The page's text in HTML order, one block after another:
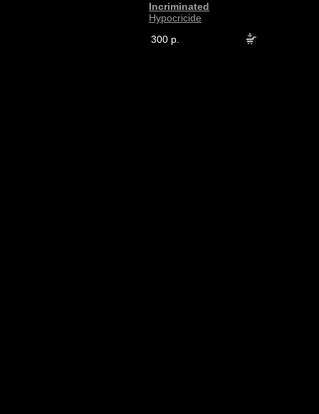
Incriminated
Hypocricide
300 р.